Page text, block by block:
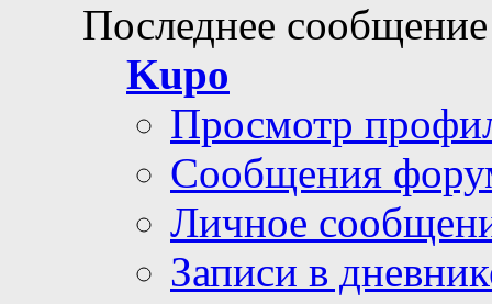
Последнее
Kupo
Просмотр
Сообщения
Личное
Записи в